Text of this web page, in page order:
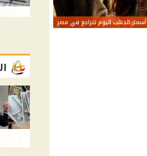
أسعار الذهب اليوم تتراجع في مصر